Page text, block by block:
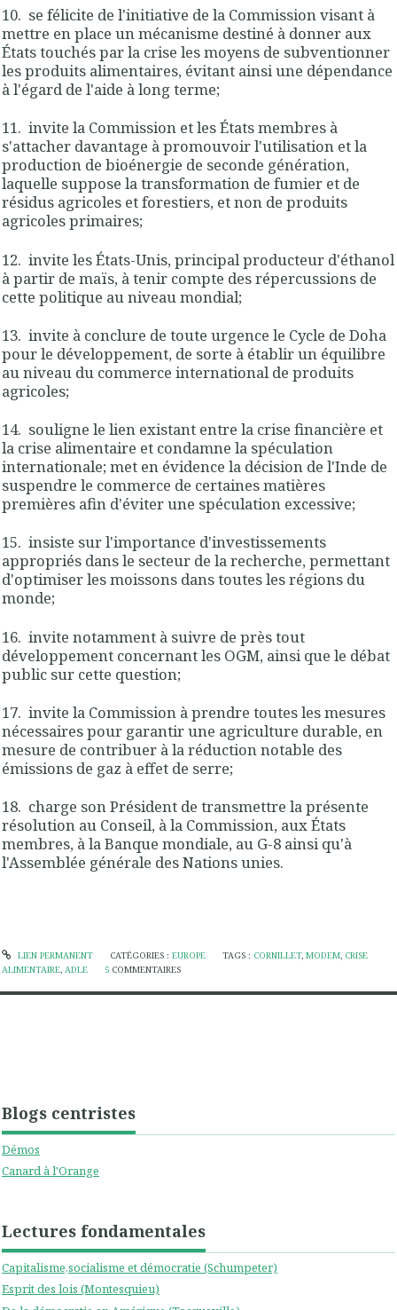
Blogs centristes
Démos
Canard à l'Orange
Lectures fondamentales
Capitalisme,socialisme et démocratie (Schumpeter)
Esprit des lois (Montesquieu)
10. se félicite de l'initiative de la Commission visant à
mettre en place un mécanisme destiné à donner aux
États touchés par la crise les moyens de subventionner
les produits alimentaires, évitant ainsi une dépendance
à l'égard de l'aide à long terme;
11. invite la Commission et les États membres à
s'attacher davantage à promouvoir l'utilisation et la
production de bioénergie de seconde génération,
laquelle suppose la transformation de fumier et de
résidus agricoles et forestiers, et non de produits
agricoles primaires;
12. invite les États-Unis, principal producteur d'éthanol
à partir de maïs, à tenir compte des répercussions de
cette politique au niveau mondial;
13. invite à conclure de toute urgence le Cycle de Doha
pour le développement, de sorte à établir un équilibre
au niveau du commerce international de produits
agricoles;
14. souligne le lien existant entre la crise financière et
la crise alimentaire et condamne la spéculation
internationale; met en évidence la décision de l'Inde de
suspendre le commerce de certaines matières
premières afin d'éviter une spéculation excessive;
15. insiste sur l'importance d'investissements
appropriés dans le secteur de la recherche, permettant
d'optimiser les moissons dans toutes les régions du
monde;
16. invite notamment à suivre de près tout
développement concernant les OGM, ainsi que le débat
public sur cette question;
17. invite la Commission à prendre toutes les mesures
nécessaires pour garantir une agriculture durable, en
mesure de contribuer à la réduction notable des
émissions de gaz à effet de serre;
18. charge son Président de transmettre la présente
résolution au Conseil, à la Commission, aux États
membres, à la Banque mondiale, au G-8 ainsi qu'à
l'Assemblée générale des Nations unies.
LIEN PERMANENT CATÉGORIES : EUROPE TAGS : CORNILLET,MODEM, CRISE
ALIMENTAIRE, ADLE 5 COMMENTAIRES